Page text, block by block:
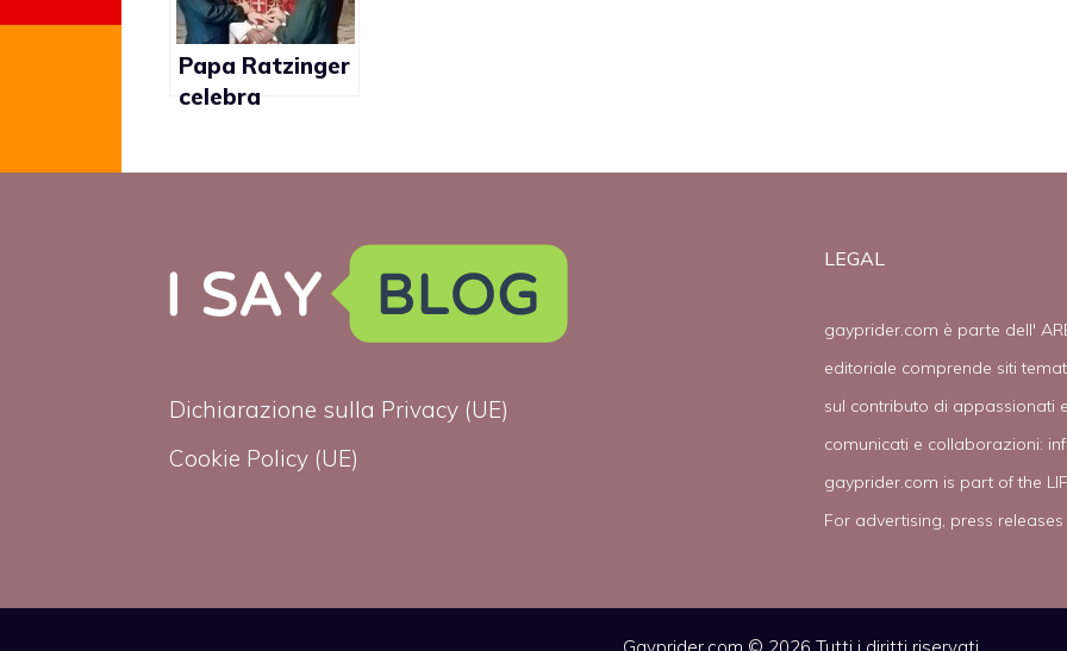
Papa Ratzinger
celebra
Dichiarazione sulla Privacy (UE)
Cookie Policy (UE)
LEGAL
gayprider.com è parte dell'
editoriale comprende siti
sul contributo di appassionati
comunicati e collaborazioni:
gayprider.com is part of the
For advertising, press